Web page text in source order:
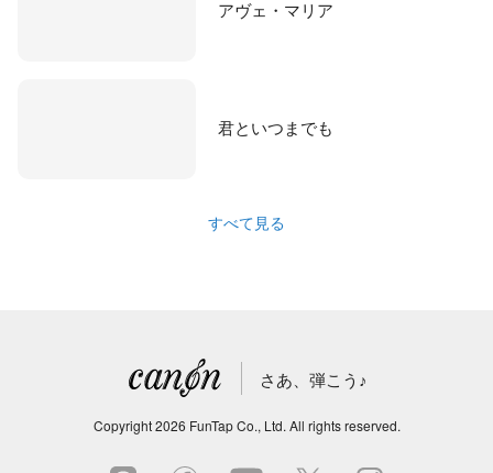
アヴェ・マリア
君といつまでも
すべて見る
さあ、弾こう♪
Copyright2026 FunTap Co., Ltd. All rights reserved.